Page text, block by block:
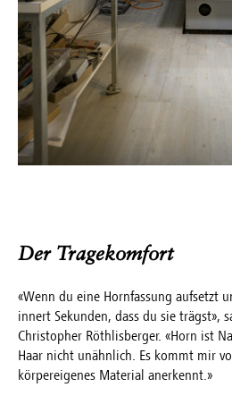
Der Tragekomfort
«Wenn du eine Hornfassung aufsetzt
innert Sekunden, dass du sie trägst»,
Christopher Röthlisberger. «Horn ist
Haar nicht unähnlich. Es kommt mir
körpereigenes Material anerkennt.»